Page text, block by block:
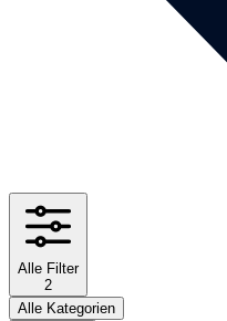
Alle Filter
2
Alle Kategorien